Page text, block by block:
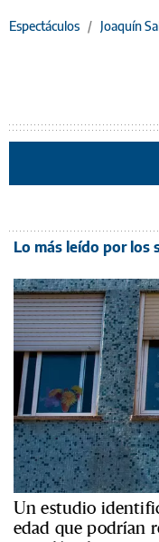
Espectáculos / Joaquín
Lo más leído por los
Un estudio
edad que podrían